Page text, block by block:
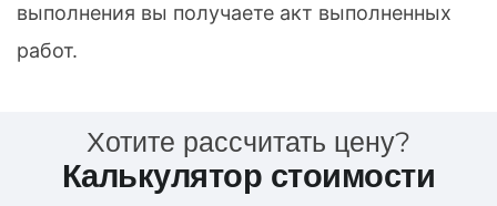
выполнения вы получаете акт выполненных
работ.
Хотите рассчитать цену?
Калькулятор стоимости